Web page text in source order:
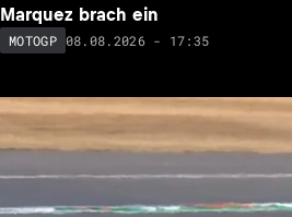
Marquez brach ein
MOTOGP 08.08.2026 - 17:35